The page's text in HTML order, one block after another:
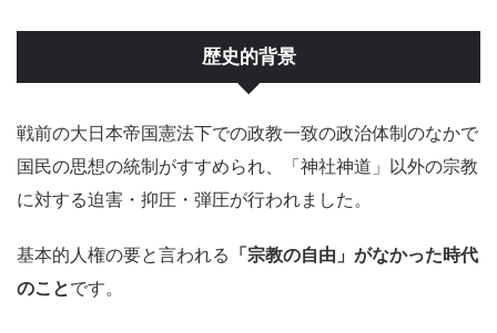
歴史的背景
戦前の大日本帝国憲法下での政教一致の政治体制のなかで
国民の思想の統制がすすめられ、「神社神道」以外の宗教
に対する迫害・抑圧・弾圧が行われました。
基本的人権の要と言われる 「宗教の自由」がなかった時代
のことです。